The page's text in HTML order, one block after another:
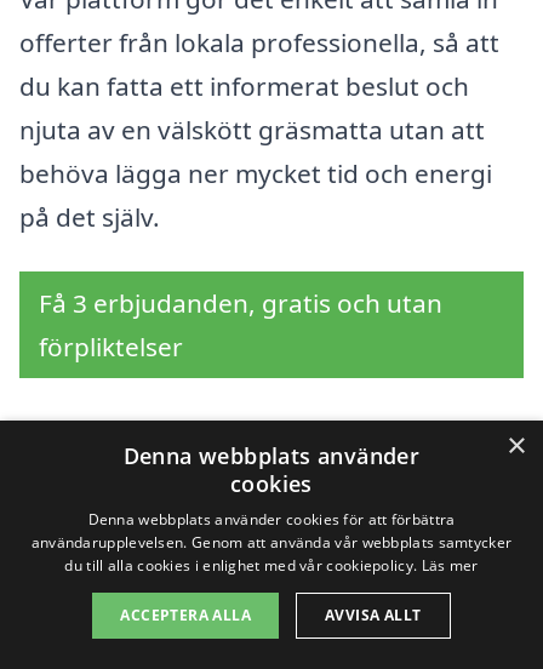
offerter från lokala professionella, så att
du kan fatta ett informerat beslut och
njuta av en välskött gräsmatta utan att
behöva lägga ner mycket tid och energi
på det själv.
Få 3 erbjudanden, gratis och utan
förpliktelser
Sök efter professionell
gräsklippning i
närliggande städer till
Tormestorp
×
Denna webbplats använder
cookies
Denna webbplats använder cookies för att förbättra
användarupplevelsen. Genom att använda vår webbplats samtycker
du till alla cookies i enlighet med vår cookiepolicy. Läs mer
ACCEPTERA ALLA AVVISA ALLT